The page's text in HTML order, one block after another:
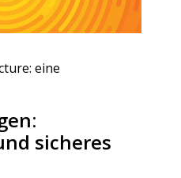
eine
sicheres